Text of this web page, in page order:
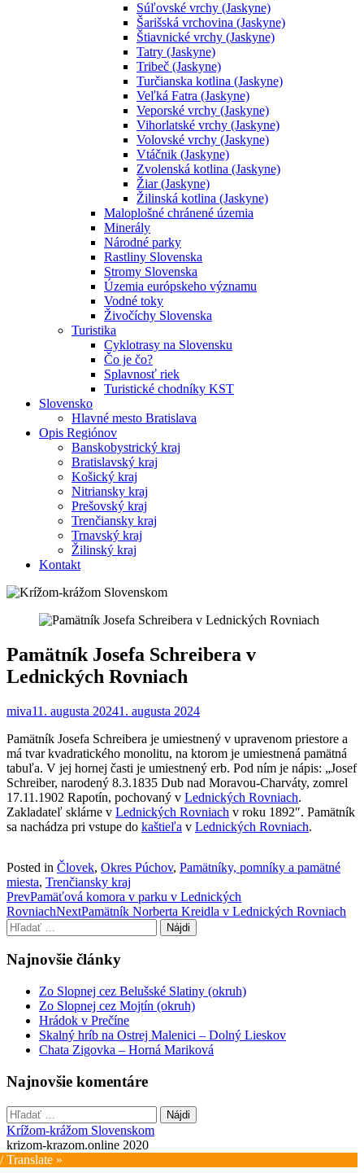
Súľovské vrchy (Jaskyne)
Šarišská vrchovina (Jaskyne)
Štiavnické vrchy (Jaskyne)
Tatry (Jaskyne)
Tribeč (Jaskyne)
Turčianska kotlina (Jaskyne)
Veľká Fatra (Jaskyne)
Veporské vrchy (Jaskyne)
Vihorlatské vrchy (Jaskyne)
Volovské vrchy (Jaskyne)
Vtáčnik (Jaskyne)
Zvolenská kotlina (Jaskyne)
Žiar (Jaskyne)
Žilinská kotlina (Jaskyne)
Maloplošné chránené územia
Minerály
Národné parky
Rastliny Slovenska
Stromy Slovenska
Územia európskeho významu
Vodné toky
Živočíchy Slovenska
Turistika
Cyklotrasy na Slovensku
Čo je čo?
Splavnosť riek
Turistické chodníky KST
Slovensko
Hlavné mesto Bratislava
Opis Regiónov
Banskobystrický kraj
Bratislavský kraj
Košický kraj
Nitriansky kraj
Prešovský kraj
Trenčiansky kraj
Trnavský kraj
Žilinský kraj
Kontakt
Pamätník Josefa Schreibera v
Lednických Rovniach
miva11. augusta 20241. augusta 2024
Pamätník Josefa Schreibera je umiestnený v upravenom priestore a
má tvar kvadratického monolitu, na ktorom je umiestnená pamätná
tabuľa. V jej hornej časti je umiestnený erb. Pod ním je nápis: „Josef
Schreiber, narodený 8.3.1835 Dub nad Moravou-Charváty, zomrel
17.11.1902 Rapotín, pochovaný v Lednických Rovniach.
Zakladateľ sklárne v Lednických Rovniach v roku 1892″. Pamätník
sa nachádza pri vstupe do kaštieľa v Lednických Rovniach.
Posted in Človek, Okres Púchov, Pamätníky, pomníky a pamätné
miesta, Trenčiansky kraj
Post
navigation
PrevPamäťová komora v parku v Lednických
RovniachNextPamätník Norberta Kreidla v Lednických Rovniach
Hľadať:
Najnovšie články
Zo Slopnej cez Belušské Slatiny (okruh)
Zo Slopnej cez Mojtín (okruh)
Hrádok v Prečíne
Skalný hríb na Ostrej Malenici – Dolný Lieskov
Chata Zigovka – Horná Mariková
Najnovšie komentáre
Hľadať:
Krížom-krážom Slovenskom
krizom-krazom.online 2020
Translate »